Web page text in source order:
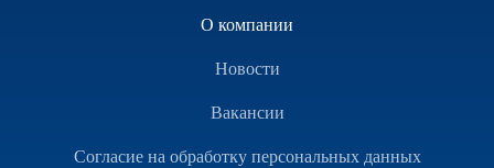
О компании
Новости
Вакансии
Согласие на обработку персональных данных